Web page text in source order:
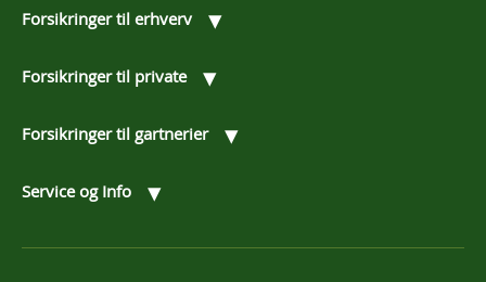
Forsikringer til erhverv ▾
Forsikringer til private ▾
Forsikringer til gartnerier ▾
Service og Info ▾